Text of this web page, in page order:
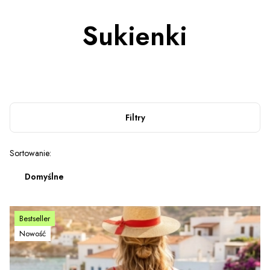
Sukienki
Filtry
Lista produktów
Sortowanie:
Domyślne
Bestseller
Nowość